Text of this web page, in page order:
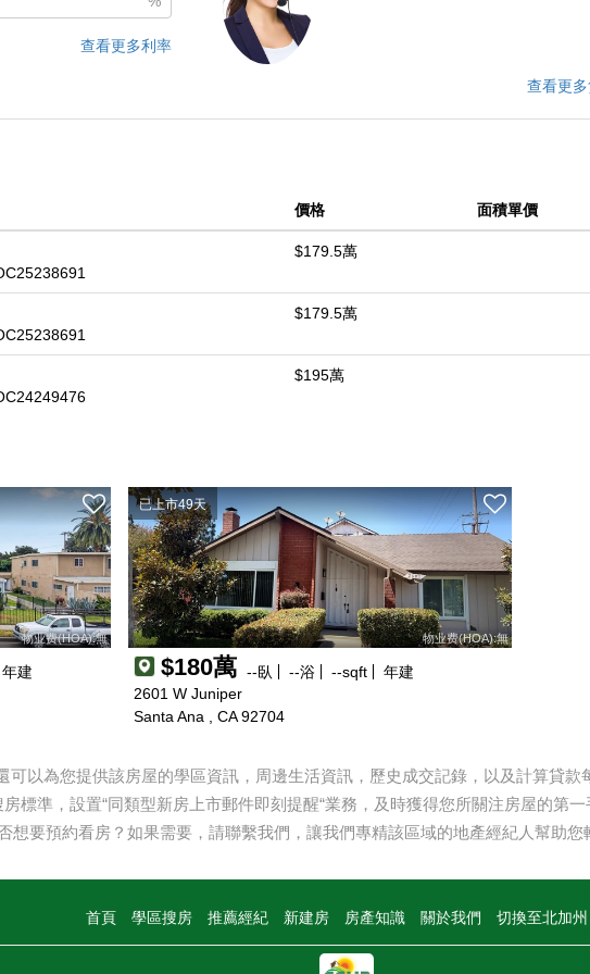
查看更多利率
查看更
價格 面積單價
$179.5萬
$179.5萬
$195萬
物业费(HOA):無
年建
已上市49天
物业费(HOA):無
$180萬 --臥 --浴 --sqft
年建
2601 W Juniper
Santa Ana , CA 92704
可以為您提供該房屋的學區資訊，周邊生活資訊，歷史成交記錄，以及計算貸
標準，設置“同類型新房上市郵件即刻提醒“業務，及時獲得您所關注房屋的第
想要預約看房？如果需要，請聯繫我們，讓我們專精該區域的地產經紀人幫助
首頁 學區搜房 推薦經紀 新建房 房產知識 關於我們 切換至北加